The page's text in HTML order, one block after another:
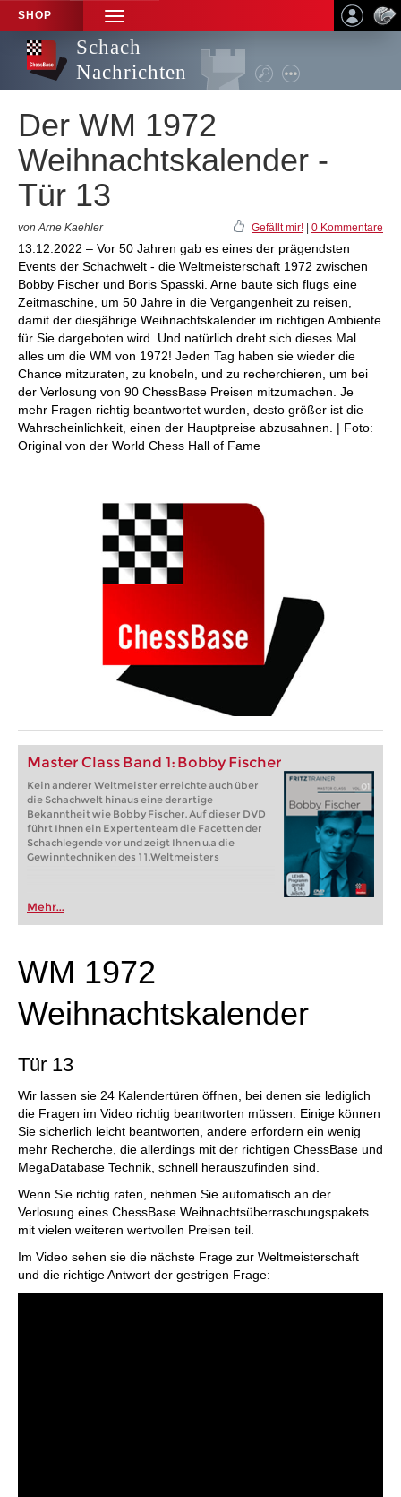
SHOP
TOGGLE
NAVIGATION
Schach
Nachrichten
Der WM 1972
Weihnachtskalender -
Tür 13
von Arne Kaehler Gefällt mir! 0 Kommentare
13.12.2022 – Vor 50 Jahren gab es eines der prägendsten
Events der Schachwelt - die Weltmeisterschaft 1972 zwischen
Bobby Fischer und Boris Spasski. Arne baute sich flugs eine
Zeitmaschine, um 50 Jahre in die Vergangenheit zu reisen,
damit der diesjährige Weihnachtskalender im richtigen Ambiente
für Sie dargeboten wird. Und natürlich dreht sich dieses Mal
alles um die WM von 1972! Jeden Tag haben sie wieder die
Chance mitzuraten, zu knobeln, und zu recherchieren, um bei
der Verlosung von 90 ChessBase Preisen mitzumachen. Je
mehr Fragen richtig beantwortet wurden, desto größer ist die
Wahrscheinlichkeit, einen der Hauptpreise abzusahnen. | Foto:
Original von der World Chess Hall of Fame
Master Class Band 1: Bobby Fischer
Kein anderer Weltmeister erreichte auch über
die Schachwelt hinaus eine derartige
Bekanntheit wie Bobby Fischer. Auf dieser DVD
führt Ihnen ein Expertenteam die Facetten der
Schachlegende vor und zeigt Ihnen u.a die
Gewinntechniken des 11.Weltmeisters
Mehr...
WM 1972
Weihnachtskalender
Tür 13
Wir lassen sie 24 Kalendertüren öffnen, bei denen sie lediglich
die Fragen im Video richtig beantworten müssen. Einige können
Sie sicherlich leicht beantworten, andere erfordern ein wenig
mehr Recherche, die allerdings mit der richtigen ChessBase und
MegaDatabase Technik, schnell herauszufinden sind.
Wenn Sie richtig raten, nehmen Sie automatisch an der
Verlosung eines ChessBase Weihnachtsüberraschungspakets
mit vielen weiteren wertvollen Preisen teil.
Im Video sehen sie die nächste Frage zur Weltmeisterschaft
und die richtige Antwort der gestrigen Frage: